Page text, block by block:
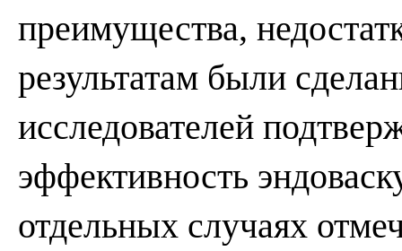
преимущества,
результатам были
исследователей
эффективность
отдельных случаях